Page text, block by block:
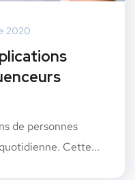
2020
de personnes
Cette...